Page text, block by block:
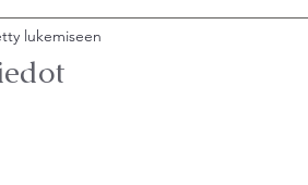
KIMARA
lukemiseen